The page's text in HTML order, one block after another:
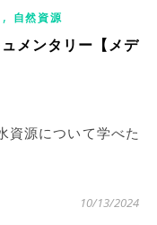
, 自然資源
メンタリー【メデ
10/13/2024